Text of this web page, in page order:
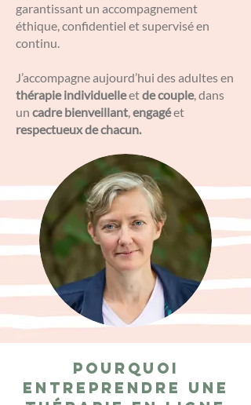
garantissant un accompagnement
éthique, confidentiel et supervisé en
continu.
J’accompagne aujourd’hui des adultes en
thérapie individuelleetde couple, dans
un cadre bienveillant,engagéet
respectueux de chacun.
Pourquoi
entreprendre une